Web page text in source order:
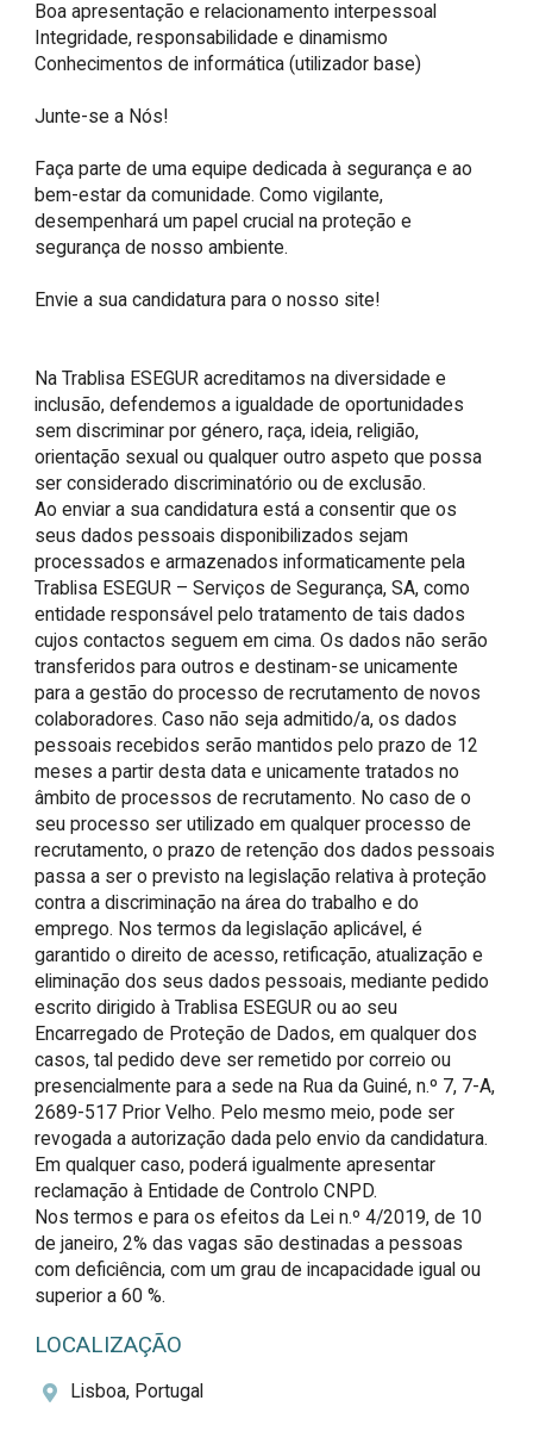
Boa apresentação e relacionamento interpessoal
Integridade, responsabilidade e dinamismo
Conhecimentos de informática (utilizador base)
Junte-se a Nós!
Faça parte de uma equipe dedicada à segurança e ao
bem-estar da comunidade. Como vigilante,
desempenhará um papel crucial na proteção e
segurança de nosso ambiente.
Envie a sua candidatura para o nosso site!
Na Trablisa ESEGUR acreditamos na diversidade e
inclusão, defendemos a igualdade de oportunidades
sem discriminar por género, raça, ideia, religião,
orientação sexual ou qualquer outro aspeto que possa
ser considerado discriminatório ou de exclusão.
Ao enviar a sua candidatura está a consentir que os
seus dados pessoais disponibilizados sejam
processados e armazenados informaticamente pela
Trablisa ESEGUR – Serviços de Segurança, SA, como
entidade responsável pelo tratamento de tais dados
cujos contactos seguem em cima. Os dados não serão
transferidos para outros e destinam-se unicamente
para a gestão do processo de recrutamento de novos
colaboradores. Caso não seja admitido/a, os dados
pessoais recebidos serão mantidos pelo prazo de 12
meses a partir desta data e unicamente tratados no
âmbito de processos de recrutamento. No caso de o
seu processo ser utilizado em qualquer processo de
recrutamento, o prazo de retenção dos dados pessoais
passa a ser o previsto na legislação relativa à proteção
contra a discriminação na área do trabalho e do
emprego. Nos termos da legislação aplicável, é
garantido o direito de acesso, retificação, atualização e
eliminação dos seus dados pessoais, mediante pedido
escrito dirigido à Trablisa ESEGUR ou ao seu
Encarregado de Proteção de Dados, em qualquer dos
casos, tal pedido deve ser remetido por correio ou
presencialmente para a sede na Rua da Guiné, n.º 7, 7-A,
2689-517 Prior Velho. Pelo mesmo meio, pode ser
revogada a autorização dada pelo envio da candidatura.
Em qualquer caso, poderá igualmente apresentar
reclamação à Entidade de Controlo CNPD.
Nos termos e para os efeitos da Lei n.º 4/2019, de 10
de janeiro, 2% das vagas são destinadas a pessoas
com deficiência, com um grau de incapacidade igual ou
superior a 60 %.
LOCALIZAÇÃO
Lisboa, Portugal